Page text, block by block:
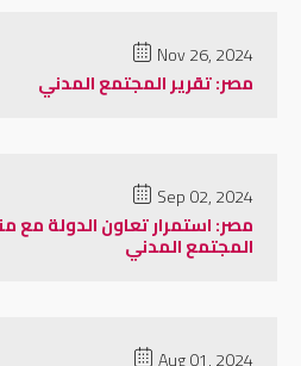
Nov 26, 2024
مصر: تقرير المجتمع المدني
Sep 02, 2024
مصر: استمرار تعاون الدولة مع
المجتمع المدني